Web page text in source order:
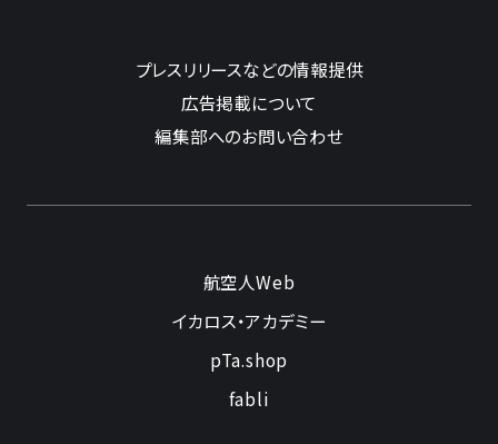
プレスリリースなどの情報提供
広告掲載について
編集部へのお問い合わせ
航空人Web
イカロス・アカデミー
pTa.shop
fabli